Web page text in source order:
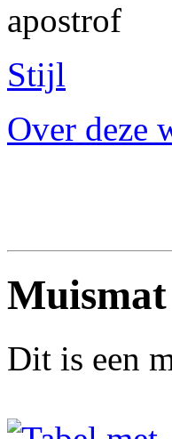
apostrof
Stijl
Over deze
Muismat
Dit is een